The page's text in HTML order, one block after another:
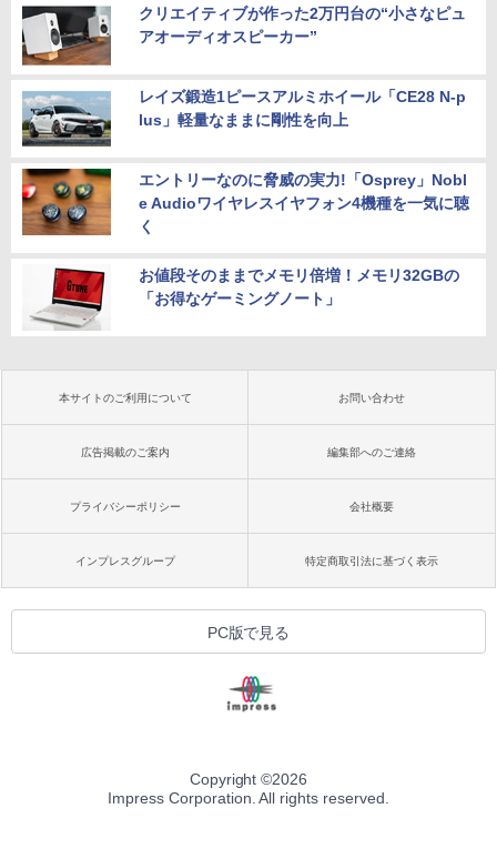
クリエイティブが作った2万円台の“小さなピュ
アオーディオスピーカー”
レイズ鍛造1ピースアルミホイール「CE28 N-p
lus」軽量なままに剛性を向上
エントリーなのに脅威の実力!「Osprey」Nobl
e Audioワイヤレスイヤフォン4機種を一気に聴
く
お値段そのままでメモリ倍増！メモリ32GBの
「お得なゲーミングノート」
本サイトのご利用について お問い合わせ
広告掲載のご案内 編集部へのご連絡
プライバシーポリシー 会社概要
インプレスグループ 特定商取引法に基づく表示
PC版で見る
Copyright ©2026
Impress Corporation. All rights reserved.